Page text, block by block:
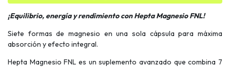
¡Equilibrio, energía y rendimiento con Hepta Magnesio FNL!
Siete formas de magnesio en una sola cápsula para máxima
absorción y efecto integral.
Hepta Magnesio FNL es un suplemento avanzado que combina 7